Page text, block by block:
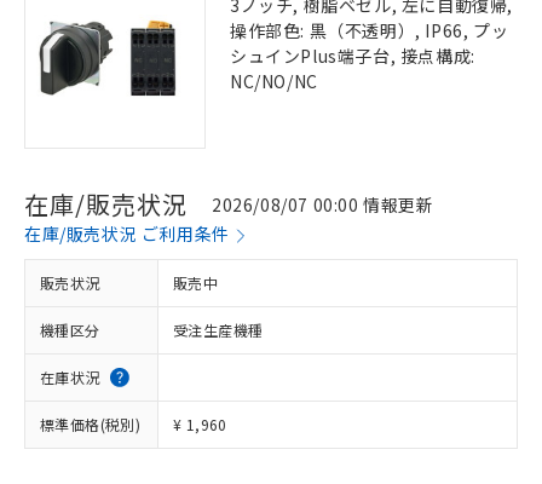
3ノッチ, 樹脂ベゼル, 左に自動復帰,
操作部色: 黒（不透明）, IP66, プッ
シュインPlus端子台, 接点構成:
NC/NO/NC
在庫/販売状況
2026/08/07 00:00 情報更新
在庫/販売状況 ご利用条件
販売状況 販売中
機種区分 受注生産機種
在庫状況
標準価格(税別) ¥ 1,960